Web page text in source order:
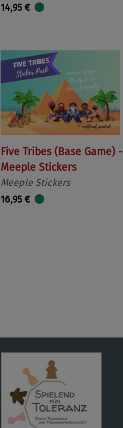
14,95 €
Five Tribes (Base Game) -
Meeple Stickers
Meeple Stickers
16,95 €